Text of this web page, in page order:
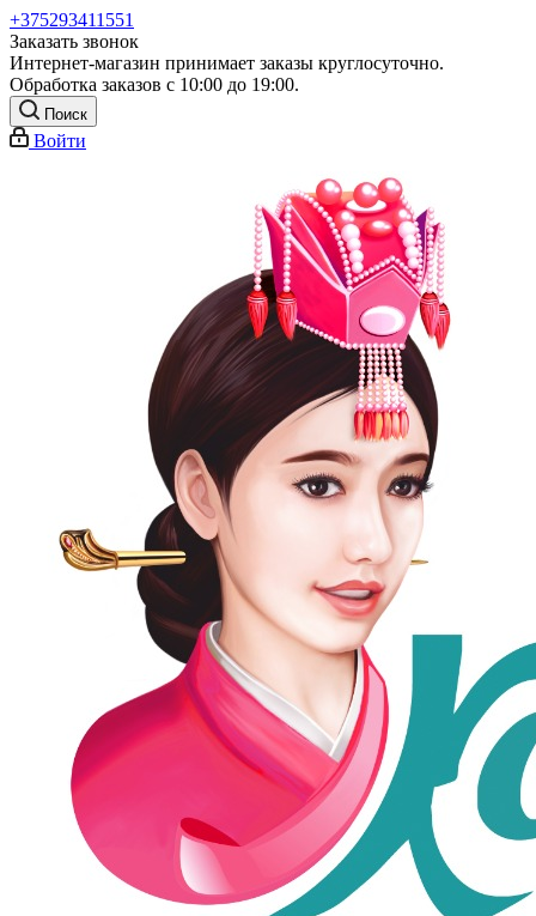
+375293411551
Заказать звонок
Интернет-магазин принимает заказы круглосуточно.
Обработка заказов с 10:00 до 19:00.
Поиск
Войти